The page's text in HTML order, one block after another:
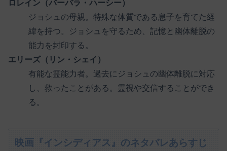
ロレイン（バーバラ・ハーシー）
ジョシュの母親。特殊な体質である息子を育てた経
緯を持つ。ジョシュを守るため、記憶と幽体離脱の
能力を封印する。
エリーズ（リン・シェイ）
有能な霊能力者。過去にジョシュの幽体離脱に対応
し、救ったことがある。霊視や交信することができ
る。
映画『インシディアス』のネタバレあらすじ